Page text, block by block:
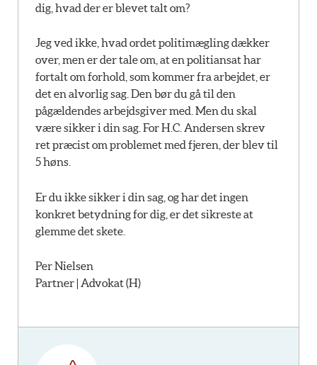
dig, hvad der er blevet talt om?
Jeg ved ikke, hvad ordet politimægling dækker
over, men er der tale om, at en politiansat har
fortalt om forhold, som kommer fra arbejdet, er
det en alvorlig sag. Den bør du gå til den
pågældendes arbejdsgiver med. Men du skal
være sikker i din sag. For H.C. Andersen skrev
ret præcist om problemet med fjeren, der blev til
5 høns.
Er du ikke sikker i din sag, og har det ingen
konkret betydning for dig, er det sikreste at
glemme det skete.
Per Nielsen
Partner | Advokat (H)